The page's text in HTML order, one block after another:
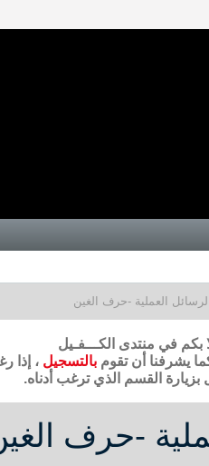
العملية -حرف الغين
بكم في منتدى الكـــفـيل
يشرفنا أن تقوم بالتسجيل ، إذا
بزيارة القسم الذي ترغب أدناه.
-حرف